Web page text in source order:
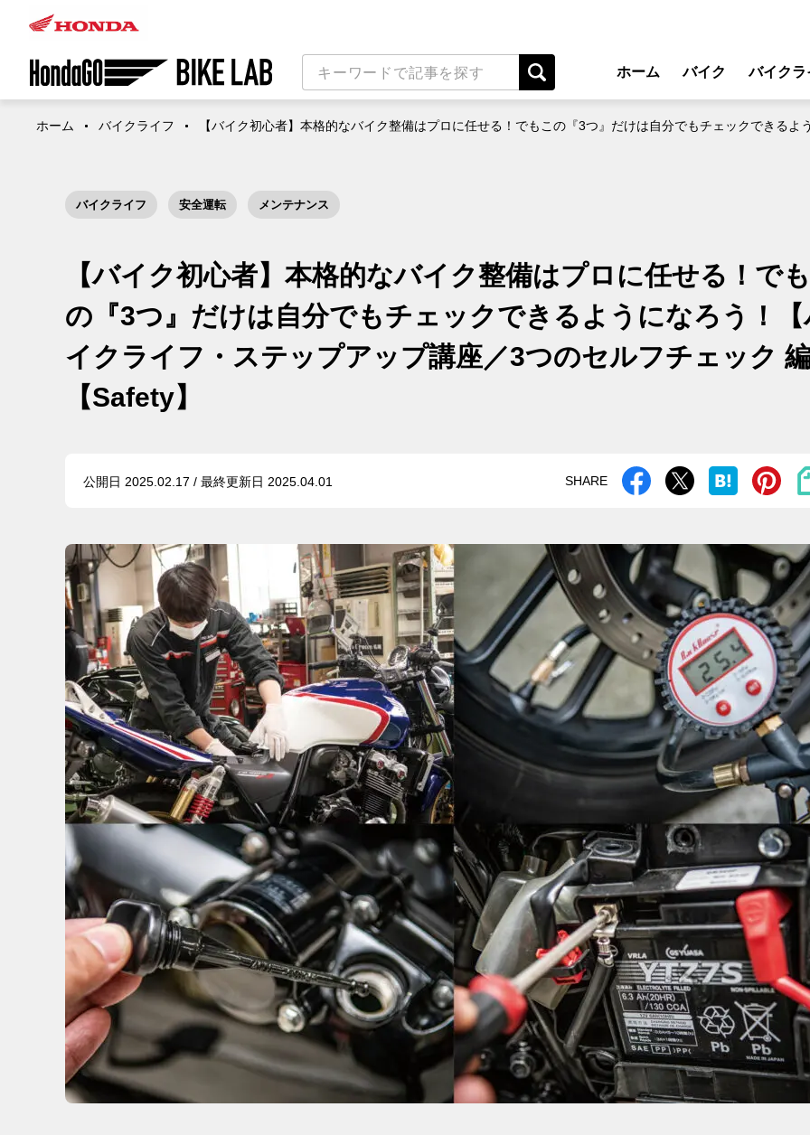
ホーム バイク
ビジネス
バイクラ
レンタル
メンテナ
ホーム バイクライフ 【バイク初心者】本格的なバイク整備はプロに任せる！でもこの『3つ』だけは自分でもチェックできる
バイクライフ 安全運転 メンテナンス
【バイク初心者】本格的なバイク整備はプロに任せる！で
の『3つ』だけは自分でもチェックできるようになろう！【
イクライフ・ステップアップ講座／3つのセルフチェック
【Safety】
公開日 2025.02.17 / 最終更新日 2025.04.01 SHARE